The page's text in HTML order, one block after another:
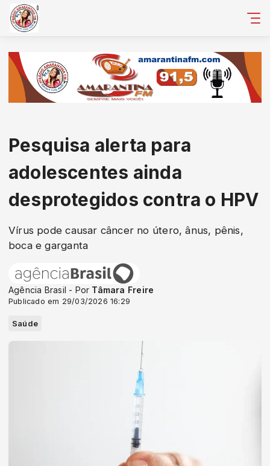
Pesquisa alerta para
adolescentes ainda
desprotegidos contra o HPV
Vírus pode causar câncer no útero, ânus, pênis,
boca e garganta
Agência Brasil - Por Tâmara Freire
Publicado em 29/03/2026 16:29
Saúde